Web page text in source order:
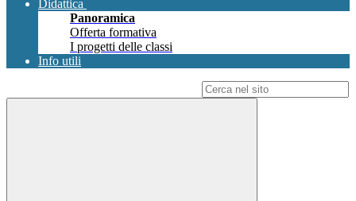
Didattica
Panoramica
Offerta formativa
I progetti delle classi
Info utili